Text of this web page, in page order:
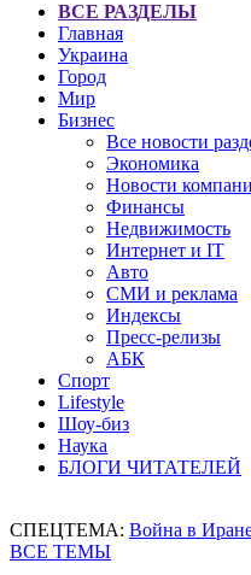
ВСЕ РАЗДЕЛЫ
Главная
Украина
Город
Мир
Бизнес
Все новости
Экономика
Новости
Финансы
Недвижимость
Интернет и IT
Авто
СМИ и реклама
Индексы
Пресс-релизы
АБК
Спорт
Lifestyle
Шоу-биз
Наука
БЛОГИ ЧИТАТЕЛЕЙ
СПЕЦТЕМА: Война в
ВСЕ ТЕМЫ